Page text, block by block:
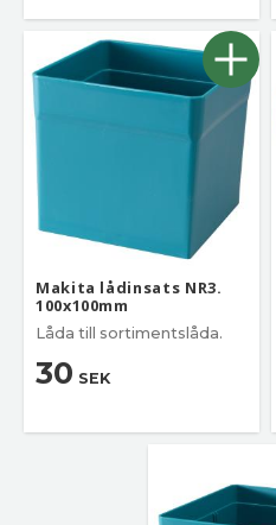
Makita lådinsats NR3.
100x100mm
Låda till sortimentslåda.
30 SEK